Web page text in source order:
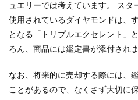
ュエリーでは考えています。 スタ
使用されているダイヤモンドは、
となる「トリプルエクセレント」
ろん、商品には鑑定書が添付されま
なお、将来的に売却する際には、
ことがあるので、なくさず大切に